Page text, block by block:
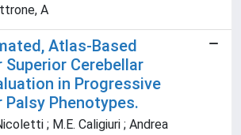
A
Atlas-Based
Cerebellar
in Progressive
Palsy Phenotypes.
; M.E. Caligiuri ; Andrea